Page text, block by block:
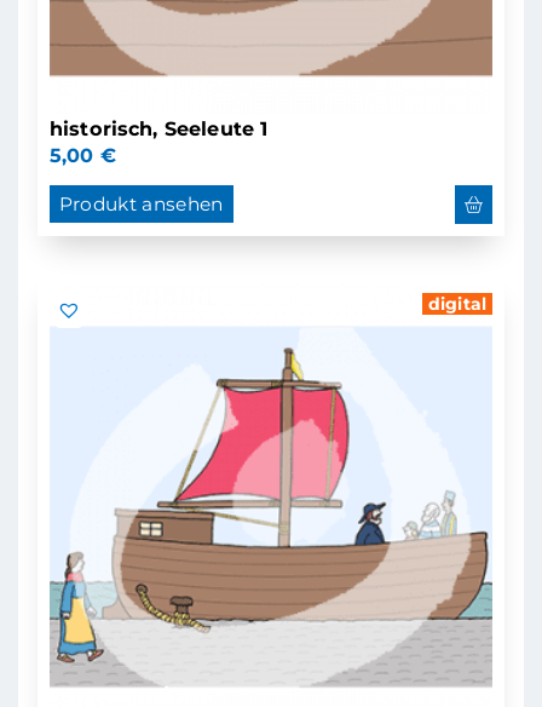
historisch, Seeleute 1
5,00 €
Produkt ansehen
digital